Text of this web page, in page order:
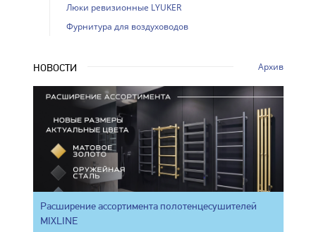
Люки ревизионные LYUKER
Фурнитура для воздуховодов
НОВОСТИ Архив
Расширение ассортимента полотенцесушителей
MIXLINE